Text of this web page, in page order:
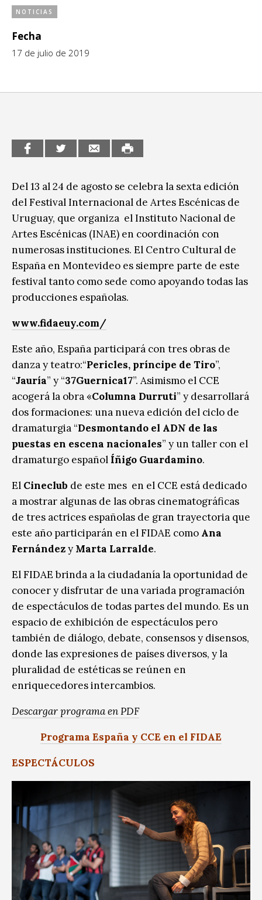
CCE en el interior/libros
Espacio itinerante de lectura infantil
Exposiciones
Formación
Infantil y Juvenil
Medio Ambiente
Sin categoría
NOTICIAS
Fecha
17 de julio de 2019
Del 13 al 24 de agosto se celebra la sexta edición
del Festival Internacional de Artes Escénicas de
Uruguay, que organiza el Instituto Nacional de
Artes Escénicas (INAE) en coordinación con
numerosas instituciones. El Centro Cultural de
España en Montevideo es siempre parte de este
festival tanto como sede como apoyando todas las
producciones españolas.
www.fidaeuy.com/
Este año, España participará con tres obras de
danza y teatro:“Pericles, príncipe de Tiro”,
“Jauría” y “37Guernica17”. Asimismo el CCE
acogerá la obra «Columna Durruti” y desarrollará
dos formaciones: una nueva edición del ciclo de
dramaturgia “Desmontando el ADN de las
puestas en escena nacionales” y un taller con el
dramaturgo español Íñigo Guardamino.
El Cineclub de este mes en el CCE está dedicado
a mostrar algunas de las obras cinematográficas
de tres actrices españolas de gran trayectoria que
este año participarán en el FIDAE como Ana
Fernándezy Marta Larralde.
El FIDAE brinda a la ciudadanía la oportunidad de
conocer y disfrutar de una variada programación
de espectáculos de todas partes del mundo. Es un
espacio de exhibición de espectáculos pero
también de diálogo, debate, consensos y disensos,
donde las expresiones de países diversos, y la
pluralidad de estéticas se reúnen en
enriquecedores intercambios.
Descargar programa en PDF
Programa España y CCE en el FIDAE
ESPECTÁCULOS